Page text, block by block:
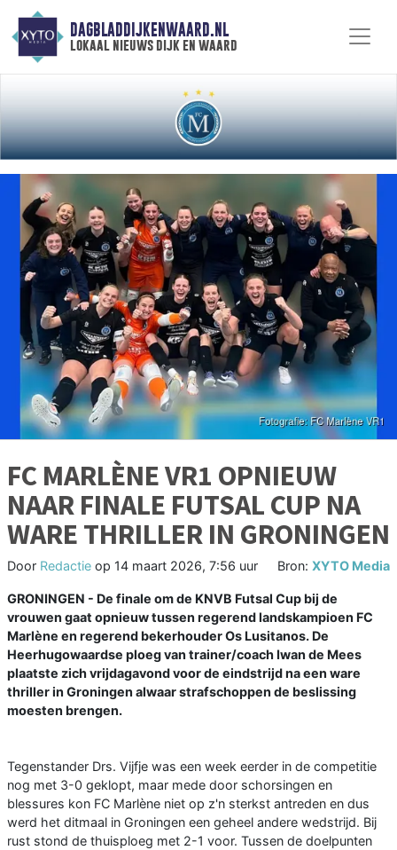
DAGBLADDIJKENWAARD.NL
lokaal nieuws dijk en waard
FC MARLÈNE VR1 OPNIEUW
NAAR FINALE FUTSAL CUP NA
WARE THRILLER IN GRONINGEN
Door Redactie op 14 maart 2026, 7:56 uur Bron: XYTO Media
GRONINGEN - De finale om de KNVB Futsal Cup bij de
vrouwen gaat opnieuw tussen regerend landskampioen FC
Marlène en regerend bekerhouder Os Lusitanos. De
Heerhugowaardse ploeg van trainer/coach Iwan de Mees
plaatste zich vrijdagavond voor de eindstrijd na een ware
thriller in Groningen alwaar strafschoppen de beslissing
moesten brengen.
Tegenstander Drs. Vijfje was een week eerder in de competitie
nog met 3-0 geklopt, maar mede door schorsingen en
blessures kon FC Marlène niet op z'n sterkst antreden en dus
werd het ditmaal in Groningen een geheel andere wedstrijd. Bij
rust stond de thuisploeg met 2-1 voor. Tussen de doelpunten